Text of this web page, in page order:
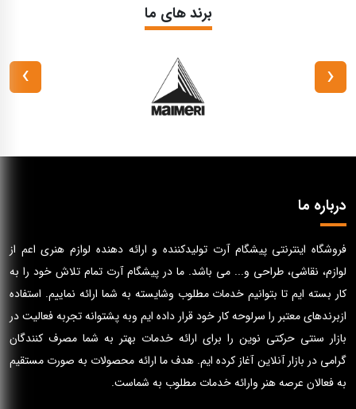
برند های ما
‹
›
درباره ما
فروشگاه اینترنتی پیشگام آرت تولیدکننده و ارائه دهنده لوازم هنری اعم از
لوازم، نقاشی، طراحی و... می باشد. ما در پیشگام آرت تمام تلاش خود را به
کار بسته ایم تا بتوانیم خدمات مطلوب وشایسته به شما ارائه نماییم. استفاده
ازبرندهای معتبر را سرلوحه کار خود قرار داده ایم وبه پشتوانه تجربه فعالیت در
بازار سنتی حرکتی نوین را برای ارائه خدمات بهتر به شما مصرف کنندگان
گرامی در بازار آنلاین آغاز کرده ایم. هدف ما ارائه محصولات به صورت مستقیم
به فعالان عرصه هنر وارائه خدمات مطلوب به شماست.